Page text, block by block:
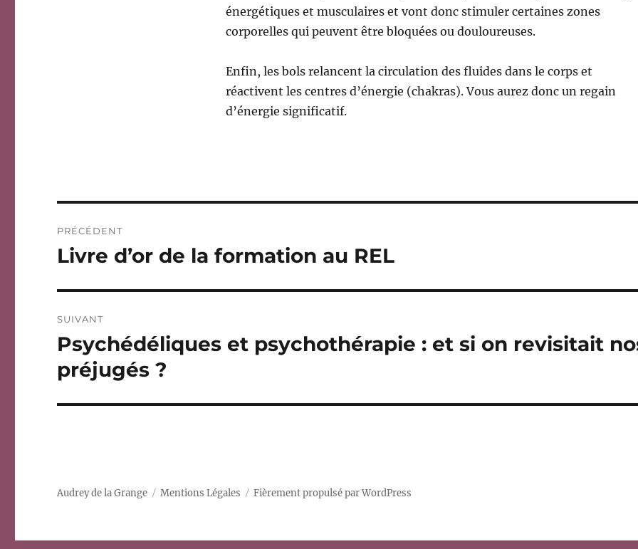
énergétiques et musculaires et vont donc stimuler certaines zones
corporelles qui peuvent être bloquées ou douloureuses.
Enfin, les bols relancent la circulation des fluides dans le corps et
réactivent les centres d’énergie (chakras). Vous aurez donc un regain
d’énergie significatif.
de
PRÉCÉDENT
Publication
Livre d’or de la formation au REL
SUIVANT
Publication
suivante :
Psychédéliques et psychothérapie : et si on revisitait
préjugés ?
Audrey de la Grange Mentions Légales Fièrement propulsé par WordPress